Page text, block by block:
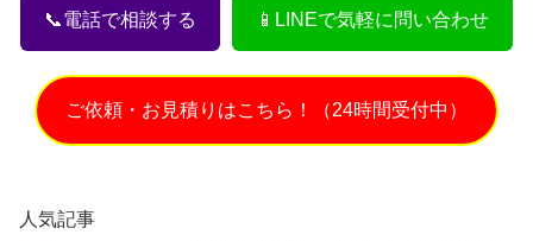
📞電話で相談する 📱LINEで気軽に問い合わせ
ご依頼・お見積りはこちら！（24時間受付中）
人気記事